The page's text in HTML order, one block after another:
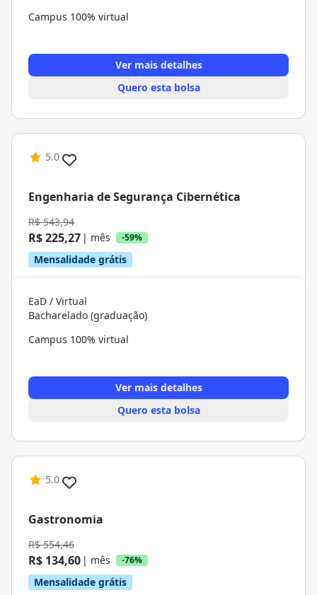
Campus 100% virtual
Ver mais detalhes
Quero esta bolsa
5.0
Engenharia de Segurança Cibernética
R$ 543,94
R$ 225,27 | mês -59%
Mensalidade grátis
EaD / Virtual
Bacharelado (graduação)
Campus 100% virtual
Ver mais detalhes
Quero esta bolsa
5.0
Gastronomia
R$ 554,46
R$ 134,60 | mês -76%
Mensalidade grátis